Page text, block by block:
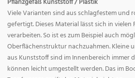
Pflanzgefäß Kunststoff / Plastik
Viele Varianten sind aus schlagfestem und
gefertigt. Dieses Material lässt sich in vielen
verarbeiten. So ist es zum Beispiel auch
Oberflächenstruktur nachzuahmen. Kleine
aus Kunststoff sind im Innenbereich immer
können leicht umgestellt werden. Das im